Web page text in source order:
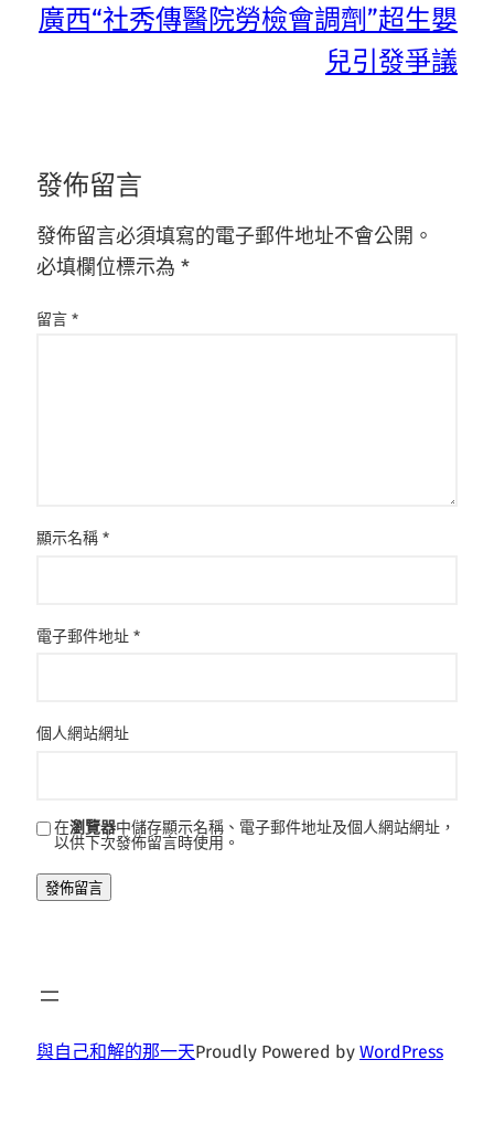
廣西“社秀傳醫院勞檢會調劑”超生嬰
兒引發爭議
發佈留言
發佈留言必須填寫的電子郵件地址不會公開。
必填欄位標示為 *
留言 *
顯示名稱 *
電子郵件地址 *
個人網站網址
在瀏覽器中儲存顯示名稱、電子郵件地址及個人網站網址，
以供下次發佈留言時使用。
與自己和解的那一天Proudly Powered by WordPress